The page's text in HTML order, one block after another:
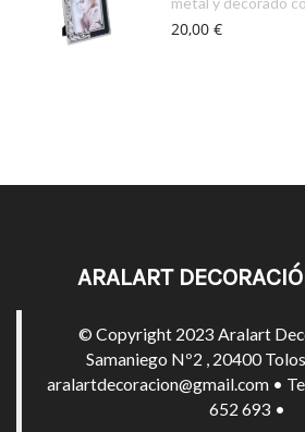
20,00 €
ARALART
© Copyright 2023 Aralart
Samaniego Nº2 , 20400
aralartdecoracion@gmail.com •
652 693 •